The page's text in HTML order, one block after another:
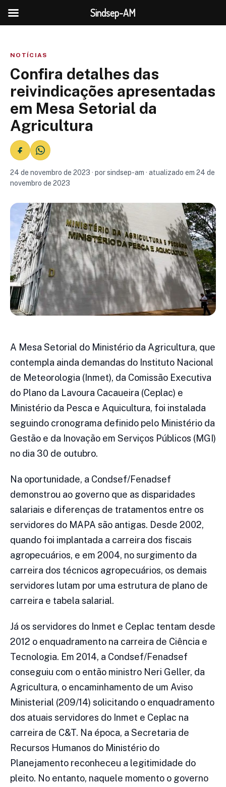
NOTÍCIAS
Confira detalhes das
reivindicações apresentadas
em Mesa Setorial da
Agricultura
24 de novembro de 2023 · por sindsep-am · atualizado em 24 de
novembro de 2023
A Mesa Setorial do Ministério da Agricultura, que
contempla ainda demandas do Instituto Nacional
de Meteorologia (Inmet), da Comissão Executiva
do Plano da Lavoura Cacaueira (Ceplac) e
Ministério da Pesca e Aquicultura, foi instalada
seguindo cronograma definido pelo Ministério da
Gestão e da Inovação em Serviços Públicos (MGI)
no dia 30 de outubro.
Na oportunidade, a Condsef/Fenadsef
demonstrou ao governo que as disparidades
salariais e diferenças de tratamentos entre os
servidores do MAPA são antigas. Desde 2002,
quando foi implantada a carreira dos fiscais
agropecuários, e em 2004, no surgimento da
carreira dos técnicos agropecuários, os demais
servidores lutam por uma estrutura de plano de
carreira e tabela salarial.
Já os servidores do Inmet e Ceplac tentam desde
2012 o enquadramento na carreira de Ciência e
Tecnologia. Em 2014, a Condsef/Fenadsef
conseguiu com o então ministro Neri Geller, da
Agricultura, o encaminhamento de um Aviso
Ministerial (209/14) solicitando o enquadramento
dos atuais servidores do Inmet e Ceplac na
carreira de C&T. Na época, a Secretaria de
Recursos Humanos do Ministério do
Planejamento reconheceu a legitimidade do
pleito. No entanto, naquele momento o governo
Sindsep-AM